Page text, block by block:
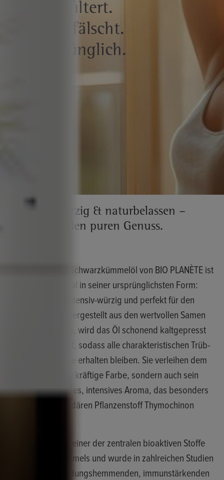
Ungefiltert.
Unverfälscht.
Ursprünglich.
Intensiv-würzig & naturbelassen –
perfekt für den puren Genuss.
Das ungefilterte Schwarzkümmelöl von BIO PLANÈTE ist
Schwarzkümmelöl in seiner ursprünglichsten Form:
naturbelassen, intensiv-würzig und perfekt für den
puren Genuss . Hergestellt aus den wertvollen Samen
der Nigella sativa, wird das Öl schonend kaltgepresst
und nicht gefiltert, sodass alle charakteristischen Trüb-
und Schwebstoffe erhalten bleiben. Sie verleihen dem
Öl nicht nur seine kräftige Farbe, sondern auch sein
unverwechselbares, intensives Aroma, das besonders
durch den sekundären Pflanzenstoff Thymochinon
Thymochinon ist einer der zentralen bioaktiven Stoffe
des Schwarzkümmels und wurde in zahlreichen Studien
auf seine entzündungshemmenden, immunstärkenden